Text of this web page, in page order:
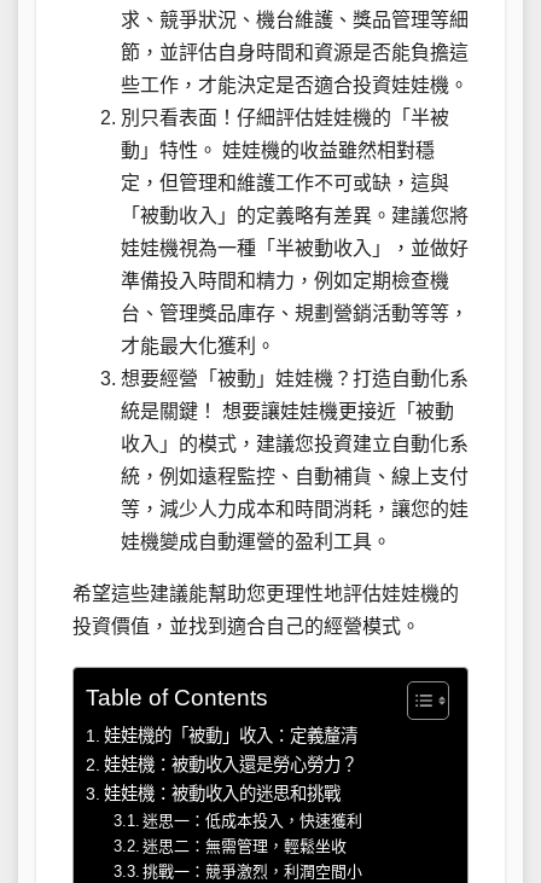
求、競爭狀況、機台維護、獎品管理等細
節，並評估自身時間和資源是否能負擔這
些工作，才能決定是否適合投資娃娃機。
別只看表面！仔細評估娃娃機的「半被
動」特性。 娃娃機的收益雖然相對穩
定，但管理和維護工作不可或缺，這與
「被動收入」的定義略有差異。建議您將
娃娃機視為一種「半被動收入」，並做好
準備投入時間和精力，例如定期檢查機
台、管理獎品庫存、規劃營銷活動等等，
才能最大化獲利。
想要經營「被動」娃娃機？打造自動化系
統是關鍵！ 想要讓娃娃機更接近「被動
收入」的模式，建議您投資建立自動化系
統，例如遠程監控、自動補貨、線上支付
等，減少人力成本和時間消耗，讓您的娃
娃機變成自動運營的盈利工具。
希望這些建議能幫助您更理性地評估娃娃機的
投資價值，並找到適合自己的經營模式。
Table of Contents
娃娃機的「被動」收入：定義釐清
娃娃機：被動收入還是勞心勞力？
娃娃機：被動收入的迷思和挑戰
迷思一：低成本投入，快速獲利
迷思二：無需管理，輕鬆坐收
挑戰一：競爭激烈，利潤空間小